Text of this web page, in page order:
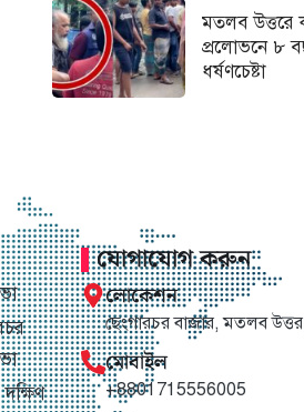
মতলব উত্তরে
প্রলোভনে ৮
ধর্ষণচেষ্টা
যোগাযোগ করুন
লোকেশন
ছেংগারচর বাজার, মতলব
মোবাইল
+8801715556005